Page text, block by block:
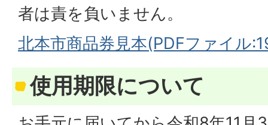
者は責を負いません。
北本市商品券見本(PDFファイル
使用期限について